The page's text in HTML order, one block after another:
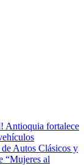
Antioquia fortalece
Autos Clásicos y
“Mujeres al